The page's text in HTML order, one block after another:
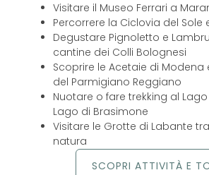
Visitare il Museo Ferrari a
Percorrere la Ciclovia del Sole
Degustare Pignoletto e
cantine dei Colli Bolognesi
Scoprire le Acetaie di Modena
del Parmigiano Reggiano
Nuotare o fare trekking al
Lago di Brasimone
Visitare le Grotte di Labante
natura
SCOPRI ATTIVITÀ E